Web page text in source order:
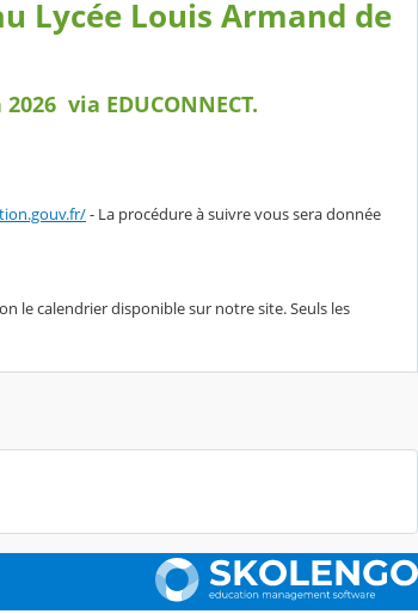
Lycée Louis Armand de
via EDUCONNECT.
- La procédure à suivre vous sera donnée
le calendrier disponible sur notre site. Seuls les